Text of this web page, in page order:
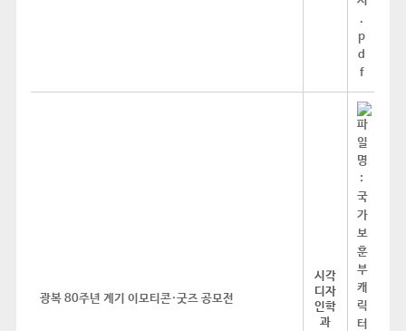
광복 80주년 계기 이모티콘·굿즈 공모전
시각
디자
인학
과